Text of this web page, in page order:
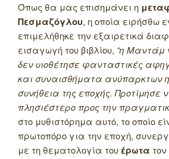
Όπως θα μας επισημάνει η
Πεσμαζόγλου, η οποία ειρήσθω
επιμελήθηκε την εξαιρετικά
εισαγωγή του βιβλίου, “η Μαντάμ
δεν υιοθέτησε φανταστικές
και συναισθήματα ανύπαρκτων
συνήθεια της εποχής. Προτίμησε
πλησιέστερο προς την
στο μυθιστόρημα αυτό, το οποίο
πρωτοπόρο για την εποχή,
με τη θεματολογία του έρωτα